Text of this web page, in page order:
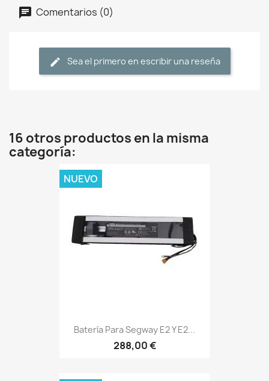
Comentarios (0)
Sea el primero en escribir una reseña
16 otros productos en la misma
categoría:
Batería Para Segway E2 Y E2...
288,00 €
NUEVO